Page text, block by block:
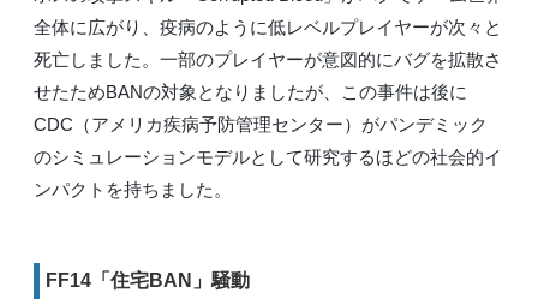
全体に広がり、疫病のように低レベルプレイヤーが次々と
死亡しました。一部のプレイヤーが意図的にバグを拡散さ
せたためBANの対象となりましたが、この事件は後に
CDC（アメリカ疾病予防管理センター）がパンデミック
のシミュレーションモデルとして研究するほどの社会的イ
ンパクトを持ちました。
FF14「住宅BAN」騒動